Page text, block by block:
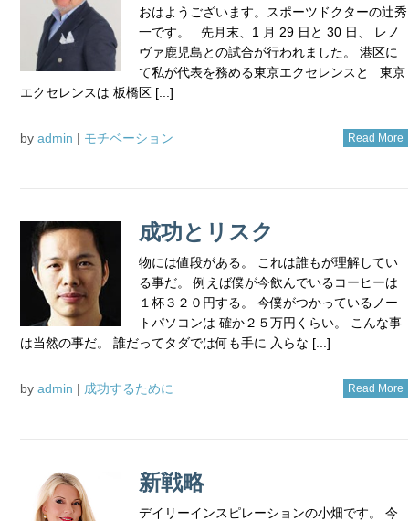
おはようございます。スポーツドクターの辻秀
一です。 先月末、1 月 29 日と 30 日、 レノ
ヴァ鹿児島との試合が行われました。 港区に
て私が代表を務める東京エクセレンスと 東京
エクセレンスは 板橋区 [...]
by admin | モチベーション Read More
成功とリスク
物には値段がある。 これは誰もが理解してい
る事だ。 例えば僕が今飲んでいるコーヒーは
１杯３２０円する。 今僕がつかっているノー
トパソコンは 確か２５万円くらい。 こんな事
は当然の事だ。 誰だってタダでは何も手に 入らな [...]
by admin | 成功するために Read More
新戦略
デイリーインスピレーションの小畑です。 今